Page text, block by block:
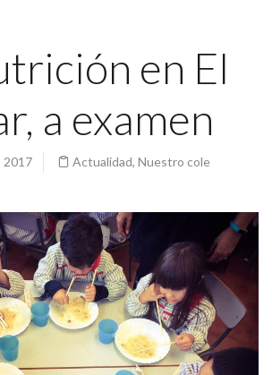
en El
a examen
2017 Actualidad, Nuestro cole